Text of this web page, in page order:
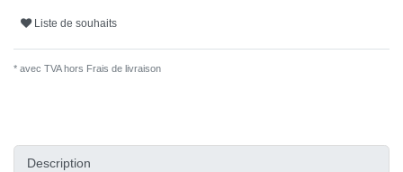
Liste de souhaits
* avec TVA hors Frais de livraison
Description